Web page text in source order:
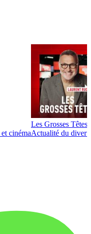
cinéma
Les Grosses Têtes
Actualité du